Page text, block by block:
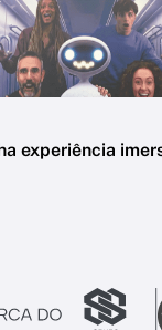
experiência